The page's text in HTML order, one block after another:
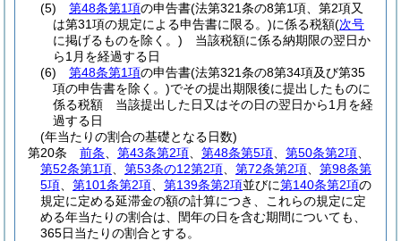
(5)
第48条第1項の申告書(法第321条の8第1項、第2項又
は第31項の規定による申告書に限る。)に係る税額(次号
に掲げるものを除く。) 当該税額に係る納期限の翌日か
ら1月を経過する日
(6)
第48条第1項の申告書(法第321条の8第34項及び第35
項の申告書を除く。)でその提出期限後に提出したものに
係る税額 当該提出した日又はその日の翌日から1月を経
過する日
(年当たりの割合の基礎となる日数)
第20条
前条 第43条第2項 第48条第5項 第50条第2項
第52条第1項
第53条の12第2項 第72条第2項
第98条第
5項
第101条第2項 第139条第2項並びに第140条第2項の
規定に定める延滞金の額の計算につき、これらの規定に定
める年当たりの割合は、閏年の日を含む期間についても、
365日当たりの割合とする。